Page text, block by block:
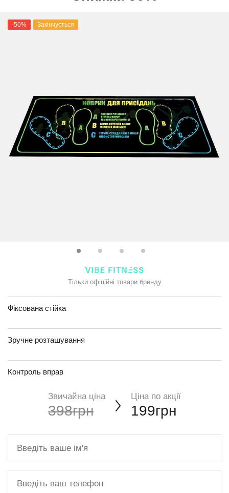
-50% Закінчується
Тільки офіційні товари бренду
Фіксована стійка
Зручне розташування
Контроль вправ
Звичайна ціна
398грн
Ціна по акції
199грн